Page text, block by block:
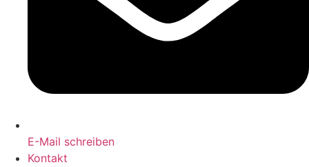
E-Mail schreiben
Kontakt